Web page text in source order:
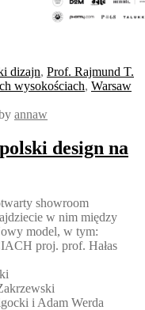
dizajn, Prof. Rajmund T.
wysokościach, Warsaw
annaw
design na
showroom
w nim między
model, w tym:
proj. prof. Hałas
i Adam Werda